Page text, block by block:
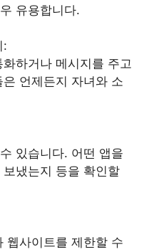
유용합니다.
:
하거나 메시지를 주고
언제든지 자녀와 소
있습니다. 어떤 앱을
냈는지 등을 확인할
웹사이트를 제한할 수